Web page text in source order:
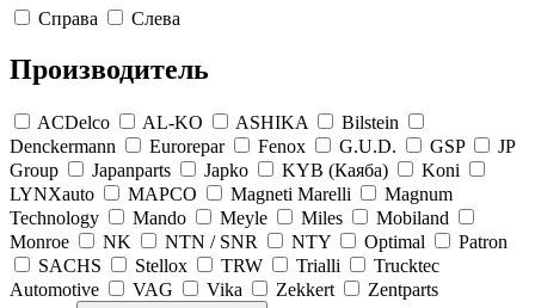
Справа Слева
Производитель
ACDelco AL-KO ASHIKA
Bilstein
Denckermann
Eurorepar Fenox G.U.D. GSP
JP
Group
Japanparts Japko KYB (Каяба)
Koni
LYNXauto
MAPCO Magneti Marelli
Magnum
Technology
Mando Meyle Miles
Mobiland
Monroe
NK NTN / SNR NTY Optimal
Patron
SACHS
Stellox TRW Trialli
Trucktec
Automotive
VAG Vika Zekkert Zentparts